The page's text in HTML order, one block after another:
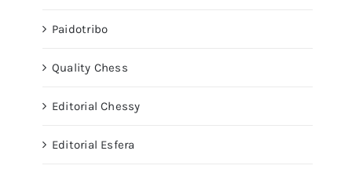
Paidotribo
Quality Chess
Editorial Chessy
Editorial Esfera